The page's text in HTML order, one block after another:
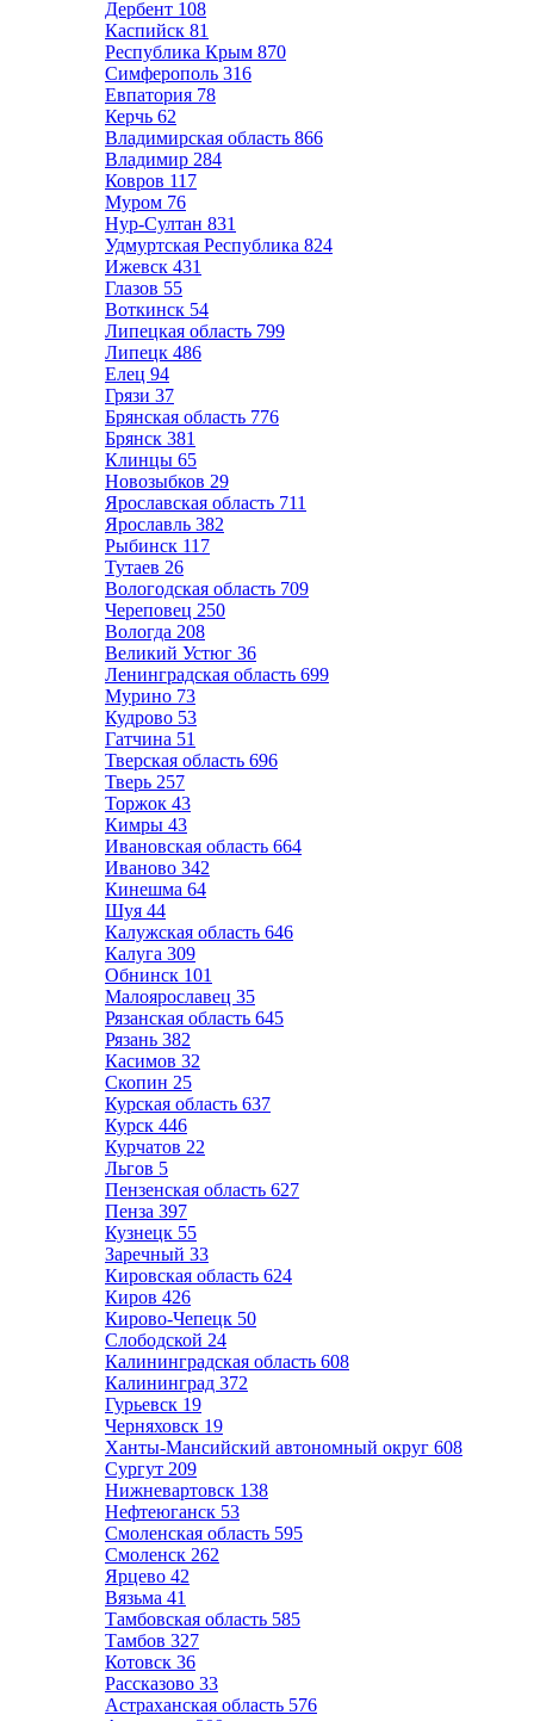
Дербент 108
Каспийск 81
Республика Крым 870
Симферополь 316
Евпатория 78
Керчь 62
Владимирская область 866
Владимир 284
Ковров 117
Муром 76
Нур-Султан 831
Удмуртская Республика 824
Ижевск 431
Глазов 55
Воткинск 54
Липецкая область 799
Липецк 486
Елец 94
Грязи 37
Брянская область 776
Брянск 381
Клинцы 65
Новозыбков 29
Ярославская область 711
Ярославль 382
Рыбинск 117
Тутаев 26
Вологодская область 709
Череповец 250
Вологда 208
Великий Устюг 36
Ленинградская область 699
Мурино 73
Кудрово 53
Гатчина 51
Тверская область 696
Тверь 257
Торжок 43
Кимры 43
Ивановская область 664
Иваново 342
Кинешма 64
Шуя 44
Калужская область 646
Калуга 309
Обнинск 101
Малоярославец 35
Рязанская область 645
Рязань 382
Касимов 32
Скопин 25
Курская область 637
Курск 446
Курчатов 22
Льгов 5
Пензенская область 627
Пенза 397
Кузнецк 55
Заречный 33
Кировская область 624
Киров 426
Кирово-Чепецк 50
Слободской 24
Калининградская область 608
Калининград 372
Гурьевск 19
Черняховск 19
Ханты-Мансийский автономный округ 608
Сургут 209
Нижневартовск 138
Нефтеюганск 53
Смоленская область 595
Смоленск 262
Ярцево 42
Вязьма 41
Тамбовская область 585
Тамбов 327
Котовск 36
Рассказово 33
Астраханская область 576